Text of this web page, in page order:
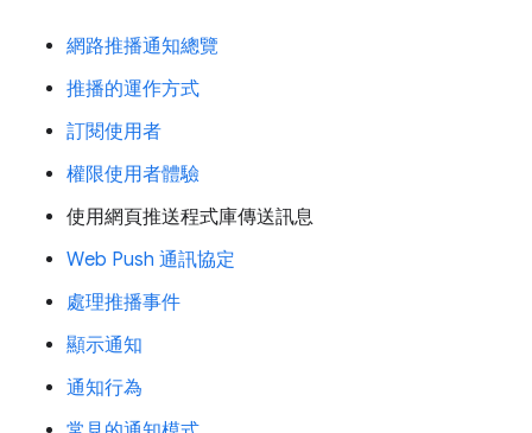
網路推播通知總覽
推播的運作方式
訂閱使用者
權限使用者體驗
使用網頁推送程式庫傳送訊息
Web Push 通訊協定
處理推播事件
顯示通知
通知行為